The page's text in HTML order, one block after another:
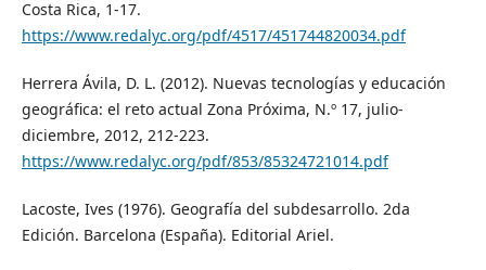
Costa Rica, 1-17.
https://www.redalyc.org/pdf/4517/451744820034.pdf
Herrera Ávila, D. L. (2012). Nuevas tecnologías y educación
geográfica: el reto actual Zona Próxima, N.º 17, julio-
diciembre, 2012, 212-223.
https://www.redalyc.org/pdf/853/85324721014.pdf
Lacoste, Ives (1976). Geografía del subdesarrollo. 2da
Edición. Barcelona (España). Editorial Ariel.